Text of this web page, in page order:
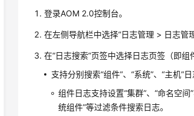
登录AOM 2.0控制台。
在左侧导航栏中选择“日志管理 > 日志管
在“日志搜索”页签中选择日志页签（即
支持分别搜索“组件”、“系统”、“主机”日
组件日志支持设置“集群”、“命名空间
统组件”等过滤条件搜索日志。